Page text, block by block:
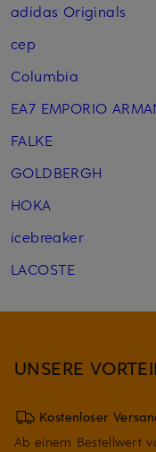
adidas Originals
cep
Columbia
EA7 EMPORIO
FALKE
GOLDBERGH
HOKA
icebreaker
LACOSTE
UNSERE
Kostenloser
Ab einem Bestellwert